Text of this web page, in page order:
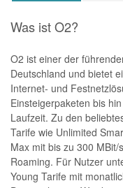
Was ist O2?
O2 ist einer der
Deutschland und bietet
Internet- und
Einsteigerpaketen bis
Laufzeit. Zu den
Tarife wie Unlimited
Max mit bis zu 300
Roaming. Für Nutzer
Young Tarife mit